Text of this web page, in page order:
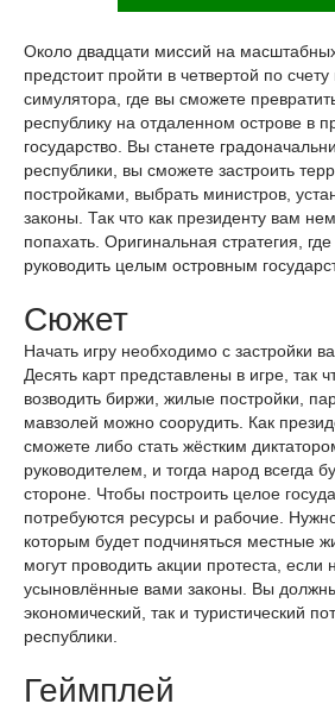
Около двадцати миссий на
предстоит пройти в четвертой по
симулятора, где вы сможете
республику на отдаленном острове в
государство. Вы станете
республики, вы сможете застроить
постройками, выбрать министров,
законы. Так что как президенту вам
попахать. Оригинальная стратегия,
руководить целым островным
Сюжет
Начать игру необходимо с застройки
Десять карт представлены в игре, так
возводить биржи, жилые постройки,
мавзолей можно соорудить. Как
сможете либо стать жёстким
руководителем, и тогда народ всегда
стороне. Чтобы построить целое
потребуются ресурсы и рабочие.
которым будет подчиняться местные
могут проводить акции протеста, если
усыновлённые вами законы. Вы должны
экономический, так и туристический
республики.
Геймплей